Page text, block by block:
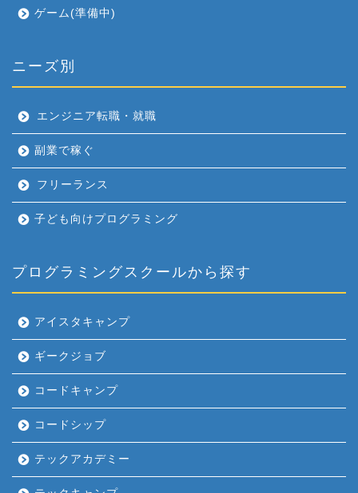
ゲーム(準備中)
ニーズ別
エンジニア転職・就職
副業で稼ぐ
フリーランス
子ども向けプログラミング
プログラミングスクールから探す
アイスタキャンプ
ギークジョブ
コードキャンプ
コードシップ
テックアカデミー